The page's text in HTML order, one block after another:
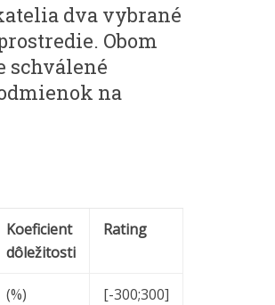
dva vybrané
Obom
schválené
na
Koeficient
dôležitosti
Rating
(%) [-300;300]